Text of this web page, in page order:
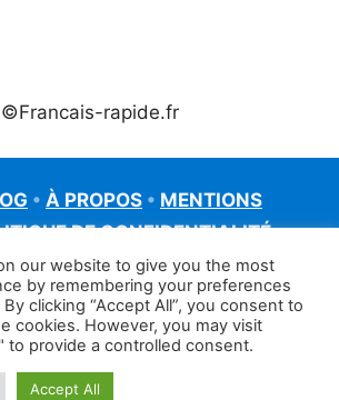
©Francais-rapide.fr
• À PROPOS • MENTIONS
DE CONFIDENTIALITÉ
our website to give you the most
by remembering your preferences
clicking “Accept All”, you consent to
cookies. However, you may visit
to provide a controlled consent.
Accept All